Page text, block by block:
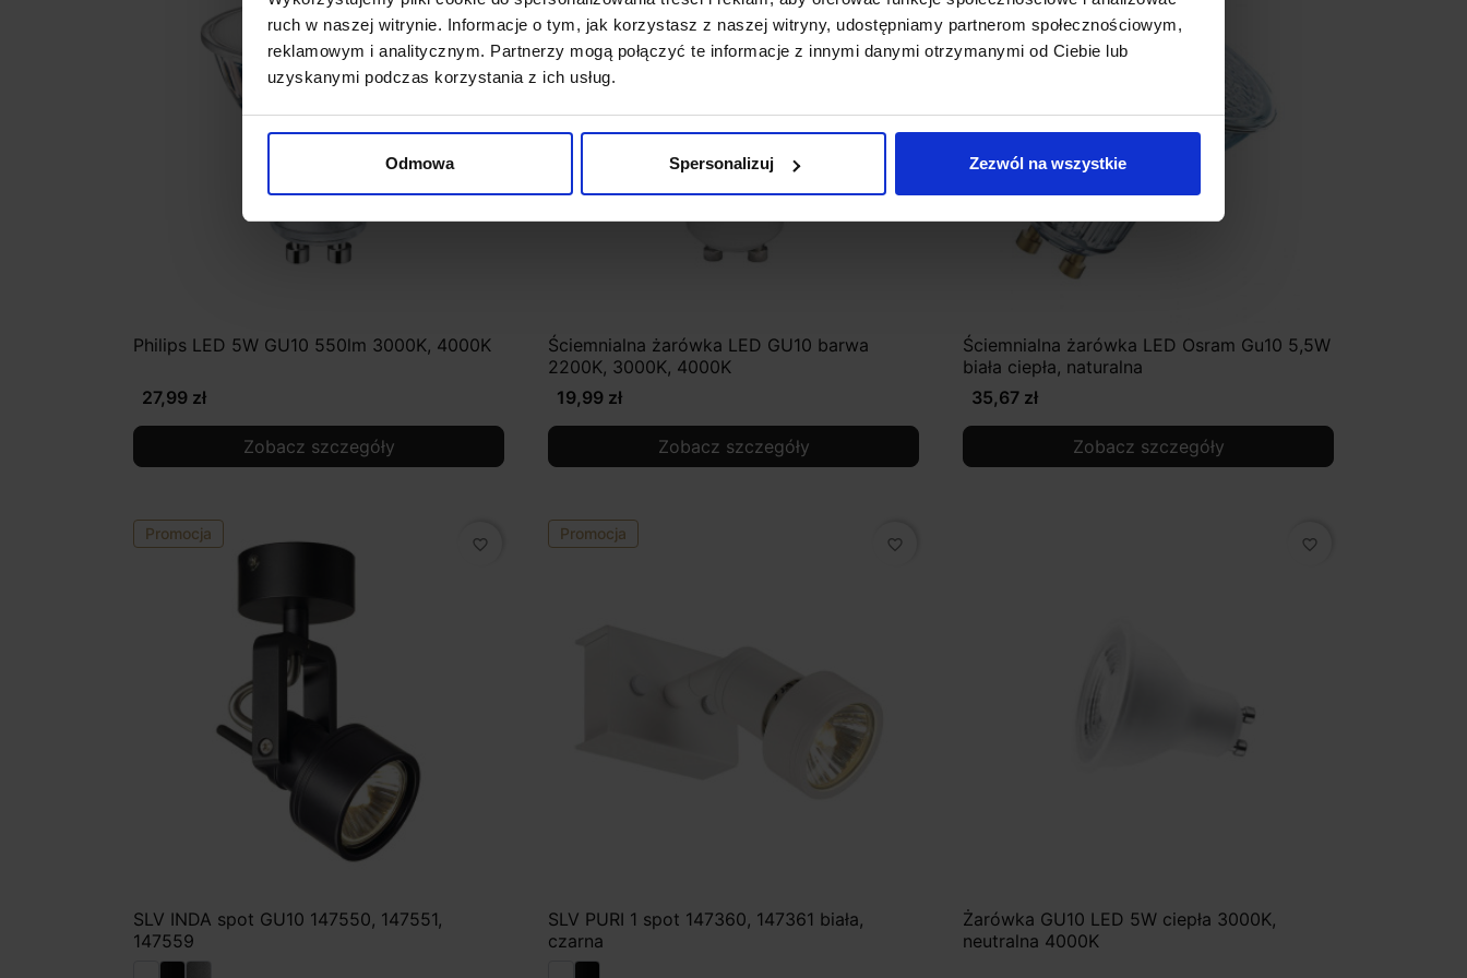
ruch w naszej witrynie. Informacje o tym, jak korzystasz z naszej witryny, udostępniamy partnerom społecznościowym,
reklamowym i analitycznym. Partnerzy mogą połączyć te informacje z innymi danymi otrzymanymi od Ciebie lub
uzyskanymi podczas korzystania z ich usług.
Odmowa Spersonalizuj Zezwól na wszystkie
Philips LED 5W GU10 550lm 3000K, 4000K
27,99 zł
Zobacz szczegóły
Ściemnialna żarówka LED GU10 barwa
2200K, 3000K, 4000K
19,99 zł
Zobacz szczegóły
Ściemnialna żarówka LED Osram Gu10 5,5W
biała ciepła, naturalna
35,67 zł
Zobacz szczegóły
Promocja
favorite_border
SLV INDA spot GU10 147550, 147551,
147559
Promocja
favorite_border
SLV PURI 1 spot 147360, 147361 biała,
czarna
favorite_border
Żarówka GU10 LED 5W ciepła 3000K,
neutralna 4000K